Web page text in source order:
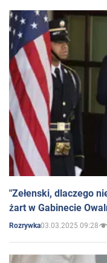
"Zełenski, dlaczego
żart w Gabinecie
Rozrywka03.03.2025 09:28